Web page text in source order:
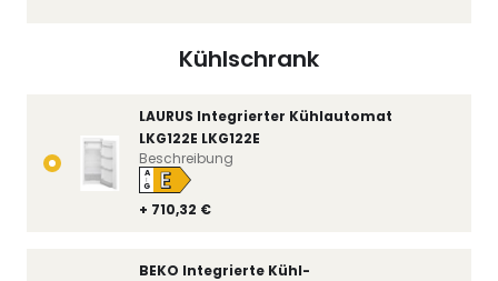
Kühlschrank
LAURUS Integrierter Kühlautomat
LKG122E LKG122E
+ 710,32 €
A
↑
G E
Beschreibung
BEKO Integrierte Kühl-